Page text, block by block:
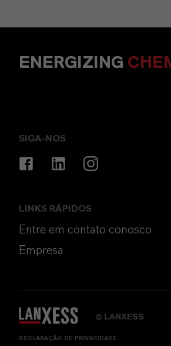
ENERGIZING
SIGA-NOS
LINKS RÁPIDOS
Entre em contato conosco
Empresa
© LANXESS
DECLARAÇÃO DE PRIVACIDADE